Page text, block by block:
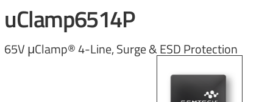
uClamp6514P
65V μClamp® 4-Line, Surge & ESD Protection